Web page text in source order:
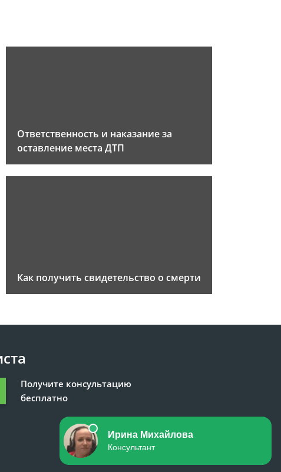
Ответственность и наказание за
оставление места ДТП
Как получить свидетельство о смерти
Получите консультацию
бесплатно